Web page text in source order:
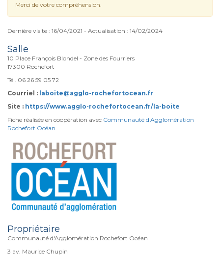
Merci de votre compréhension.
Dernière visite : 16/04/2021 - Actualisation : 14/02/2024
Salle
10 Place François Blondel - Zone des Fourriers
17300 Rochefort
Tél. 06 26 59 05 72
Courriel : laboite@agglo-rochefortocean.fr
Site : https://www.agglo-rochefortocean.fr/la-boite
Fiche réalisée en coopération avec Communauté d'Agglomération
Rochefort Océan
Propriétaire
Communauté d'Agglomération Rochefort Océan
3 av. Maurice Chupin